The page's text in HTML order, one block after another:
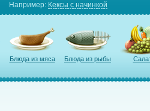
Например: Кексы с начинкой
Блюда из мяса Блюда из рыбы